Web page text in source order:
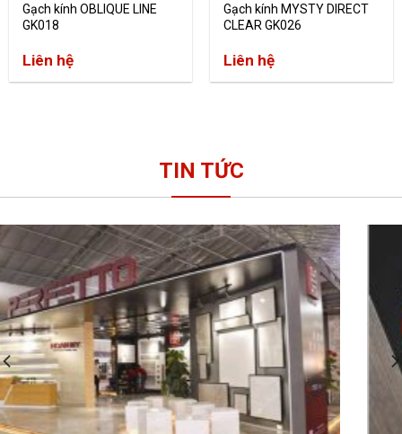
Gạch kính OBLIQUE LINE
GK018
Liên hệ
Gạch kính MYSTY DIRECT
CLEAR GK026
Liên hệ
TIN TỨC